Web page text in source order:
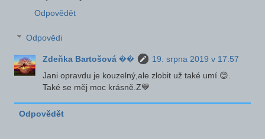
Odpovědět
Odpovědi
Zdeňka Bartošová ��
19. srpna 2019 v 17:57
Jani opravdu je kouzelný,ale zlobit už také umí 😊.
Také se měj moc krásně.Z💙
Odpovědět